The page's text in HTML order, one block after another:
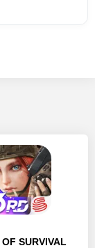
SURVIVAL